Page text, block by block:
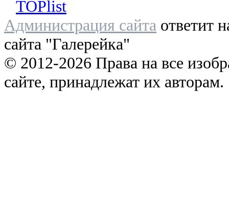
Администрация сайта ответит
сайта "Галерейка"
© 2012-2026 Права на все
сайте, принадлежат их авторам.